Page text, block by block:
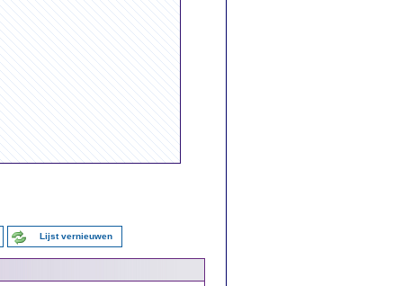
Lijst vernieuwen